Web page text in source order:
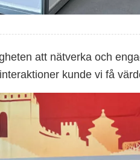
att nätverka och
kunde vi få